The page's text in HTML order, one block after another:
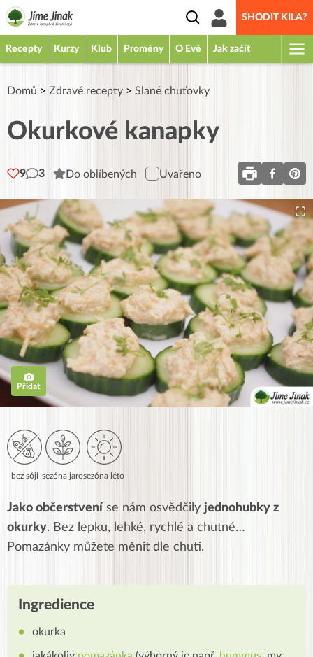
SHODIT KILA?
Recepty Kurzy Klub Proměny O Evě Jak začít
Domů > Zdravé recepty > Slané chuťovky
Okurkové kanapky
9 3 Do oblíbených Uvařeno
Přidat
bez sóji sezóna jarosezóna léto
Jako občerstvení se nám osvědčily jednohubky z
okurky. Bez lepku, lehké, rychlé a chutné…
Pomazánky můžete měnit dle chuti.
Ingredience
okurka